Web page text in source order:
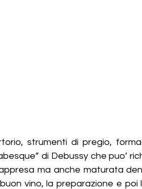
strumenti di pregio,
di Debussy che puo’
ma anche maturata
vino, la preparazione e poi